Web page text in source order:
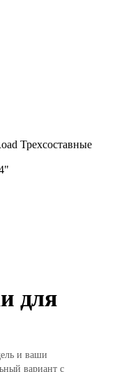
Трехсоставные
для
и ваши
вариант с